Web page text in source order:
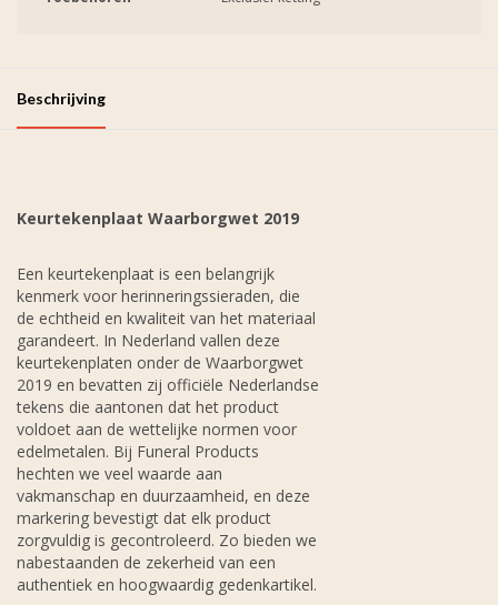
Beschrijving
Keurtekenplaat Waarborgwet 2019
Een keurtekenplaat is een belangrijk
kenmerk voor herinneringssieraden, die
de echtheid en kwaliteit van het materiaal
garandeert. In Nederland vallen deze
keurtekenplaten onder de Waarborgwet
2019 en bevatten zij officiële Nederlandse
tekens die aantonen dat het product
voldoet aan de wettelijke normen voor
edelmetalen. Bij Funeral Products
hechten we veel waarde aan
vakmanschap en duurzaamheid, en deze
markering bevestigt dat elk product
zorgvuldig is gecontroleerd. Zo bieden we
nabestaanden de zekerheid van een
authentiek en hoogwaardig gedenkartikel.